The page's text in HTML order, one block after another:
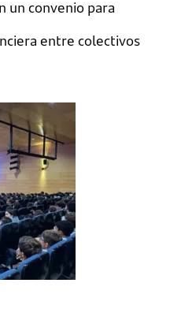
un convenio para
entre colectivos